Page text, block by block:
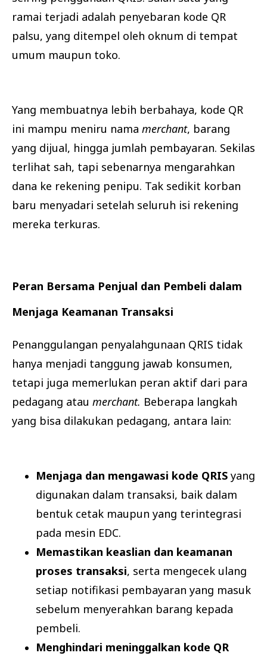
ramai terjadi adalah penyebaran kode QR
palsu, yang ditempel oleh oknum di tempat
umum maupun toko.
Yang membuatnya lebih berbahaya, kode QR
ini mampu meniru nama merchant, barang
yang dijual, hingga jumlah pembayaran. Sekilas
terlihat sah, tapi sebenarnya mengarahkan
dana ke rekening penipu. Tak sedikit korban
baru menyadari setelah seluruh isi rekening
mereka terkuras.
Peran Bersama Penjual dan Pembeli dalam
Menjaga Keamanan Transaksi
Penanggulangan penyalahgunaan QRIS tidak
hanya menjadi tanggung jawab konsumen,
tetapi juga memerlukan peran aktif dari para
pedagang atau merchant. Beberapa langkah
yang bisa dilakukan pedagang, antara lain:
Menjaga dan mengawasi kode QRIS yang
digunakan dalam transaksi, baik dalam
bentuk cetak maupun yang terintegrasi
pada mesin EDC.
Memastikan keaslian dan keamanan
proses transaksi, serta mengecek ulang
setiap notifikasi pembayaran yang masuk
sebelum menyerahkan barang kepada
pembeli.
Menghindari meninggalkan kode QR